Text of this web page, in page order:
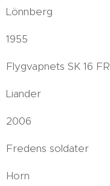
Lönnberg
1955
Flygvapnets SK 16 FR
Liander
2006
Fredens soldater
Horn